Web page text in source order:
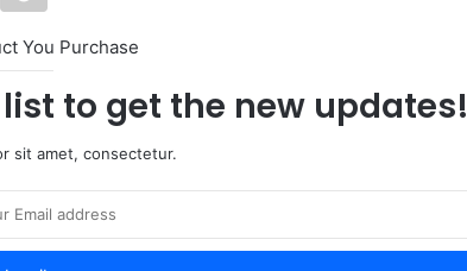
You Purchase
to get the new updates!
sit amet, consectetur.